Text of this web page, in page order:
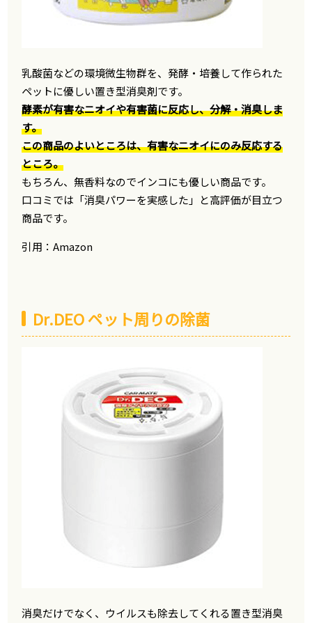
乳酸菌などの環境微生物群を、発酵・培養して作られた
ペットに優しい置き型消臭剤です。
酵素が有害なニオイや有害菌に反応し、分解・消臭しま
す。
この商品のよいところは、有害なニオイにのみ反応する
ところ。
もちろん、無香料なのでインコにも優しい商品です。
口コミでは「消臭パワーを実感した」と高評価が目立つ
商品です。
引用：Amazon
Dr.DEO ペット周りの除菌
消臭だけでなく、ウイルスも除去してくれる置き型消臭